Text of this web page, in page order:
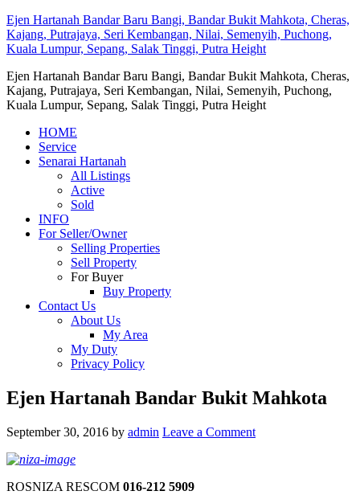
Ejen Hartanah Bandar Baru Bangi, Bandar Bukit Mahkota, Cheras,
Kajang, Putrajaya, Seri Kembangan, Nilai, Semenyih, Puchong,
Kuala Lumpur, Sepang, Salak Tinggi, Putra Height
Ejen Hartanah Bandar Baru Bangi, Bandar Bukit Mahkota, Cheras,
Kajang, Putrajaya, Seri Kembangan, Nilai, Semenyih, Puchong,
Kuala Lumpur, Sepang, Salak Tinggi, Putra Height
HOME
Service
Senarai Hartanah
All Listings
Active
Sold
INFO
For Seller/Owner
Selling Properties
Sell Property
For Buyer
Buy Property
Contact Us
About Us
My Area
My Duty
Privacy Policy
Ejen Hartanah Bandar Bukit Mahkota
September 30, 2016 by admin Leave a Comment
ROSNIZA RESCOM 016-212 5909